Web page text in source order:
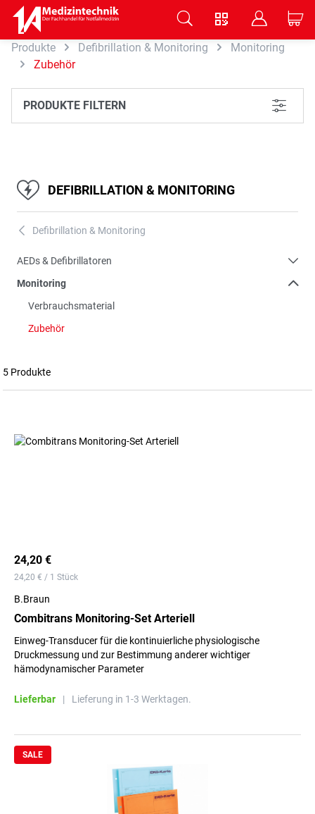
Zum Hauptinhalt springen
V B C
Produkte Defibrillation & Monitoring
Monitoring
Zubehör
PRODUKTE FILTERN L
DEFIBRILLATION & MONITORING
A Defibrillation & Monitoring
AEDs & Defibrillatoren
Monitoring
Verbrauchsmaterial
Zubehör
5 Produkte
24,20 €
24,20 € / 1 Stück
B.Braun
Combitrans Monitoring-Set Arteriell
Einweg-Transducer für die kontinuierliche physiologische
Druckmessung und zur Bestimmung anderer wichtiger
hämodynamischer Parameter
Lieferbar | Lieferung in 1-3 Werktagen.
SALE